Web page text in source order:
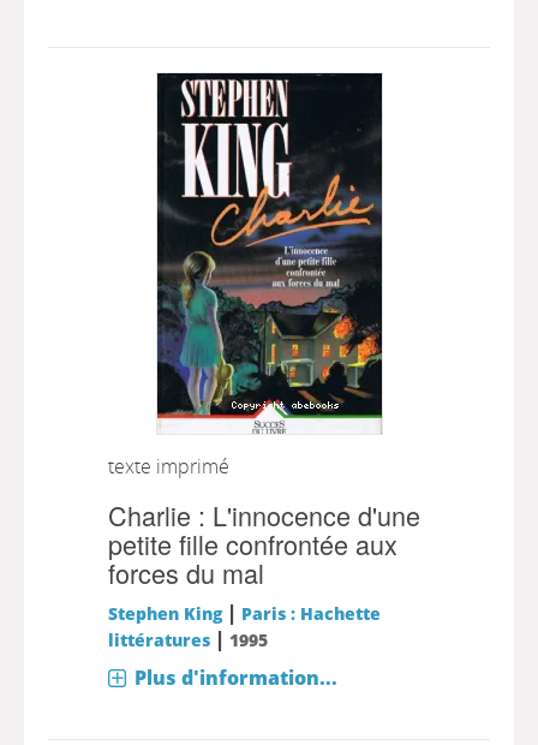
texte imprimé
Charlie : L'innocence d'une
petite fille confrontée aux
forces du mal
Stephen King | Paris : Hachette
littératures| 1995
Plus d'information...